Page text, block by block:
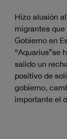
Hizo alusión
migrantes
Gobierno en
“Aquarius”se
salido un
positivo de
gobierno,
importante el